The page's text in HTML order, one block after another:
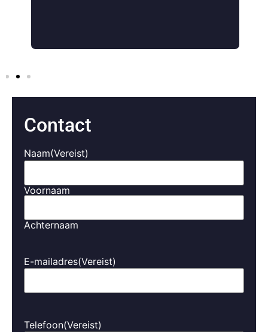
Contact
Naam(Vereist)
Voornaam
Achternaam
E-mailadres(Vereist)
Telefoon(Vereist)